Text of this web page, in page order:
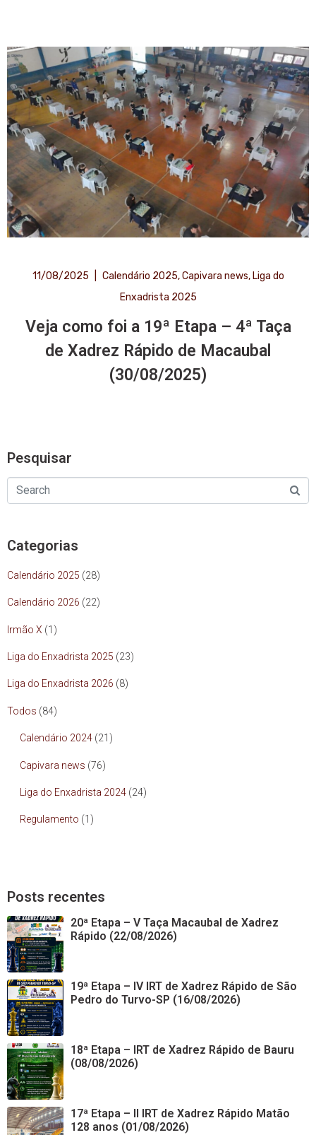
11/08/2025 Calendário 2025,Capivara news, Liga do
Enxadrista 2025
Veja como foi a 19ª Etapa – 4ª Taça
de Xadrez Rápido de Macaubal
(30/08/2025)
Pesquisar
Categorias
Calendário 2025 (28)
Calendário 2026 (22)
Irmão X (1)
Liga do Enxadrista 2025 (23)
Liga do Enxadrista 2026 (8)
Todos (84)
Calendário 2024 (21)
Capivara news (76)
Liga do Enxadrista 2024 (24)
Regulamento (1)
Posts recentes
20ª Etapa – V Taça Macaubal de Xadrez
Rápido (22/08/2026)
19ª Etapa – IV IRT de Xadrez Rápido de São
Pedro do Turvo-SP (16/08/2026)
18ª Etapa – IRT de Xadrez Rápido de Bauru
(08/08/2026)
17ª Etapa – II IRT de Xadrez Rápido Matão
128 anos (01/08/2026)